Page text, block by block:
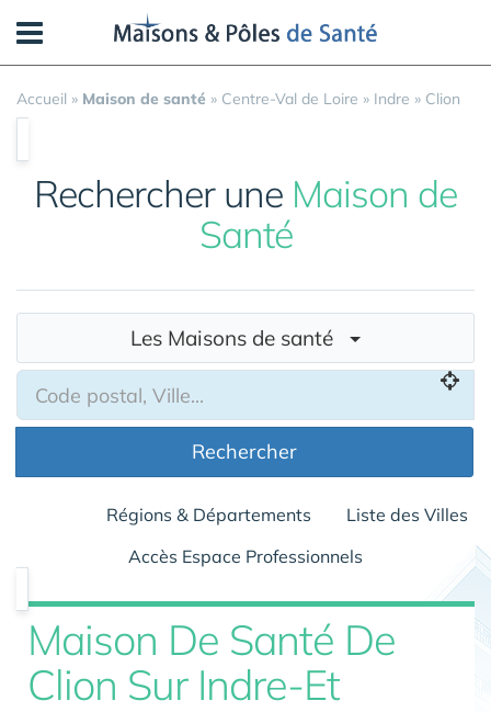
Accueil » Maison de santé » Centre-Val de Loire » Indre » Clion
Rechercher une Maison de
Santé
Les Maisons de santé
Rechercher
Régions & Départements
Liste des Villes
Accès Espace Professionnels
Maison De Santé De
Clion Sur Indre-Et
Panneau de gestion des cookies